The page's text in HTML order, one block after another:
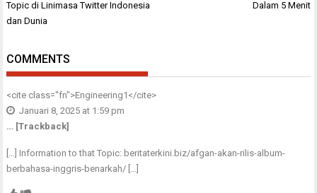
pos
Topic di Linimasa Twitter Indonesia
dan Dunia
Dalam 5 Menit
COMMENTS
<cite class="fn">Engineering1 </cite>
Januari 8, 2025 at 1:59 pm
… [Trackback]
[…] Information to that Topic: beritaterkini.biz/afgan-akan-rilis-album-
berbahasa-inggris-benarkah/ […]